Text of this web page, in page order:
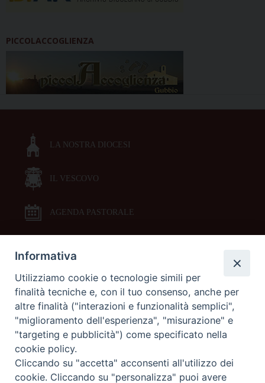
PICCOLACCOGLIENZA
LA NOSTRA DIOCESI
IL VESCOVO
AGENDA PASTORALE
DOCUMENTI PASTORALI
ORARI MESSE
LITURGIA DELLE ORE
GALLERIE FOTOGRAFICHE
Informativa
Utilizziamo cookie o tecnologie simili per
finalità tecniche e, con il tuo consenso, anche per
altre finalità ("interazioni e funzionalità semplici",
"miglioramento dell'esperienza", "misurazione" e
"targeting e pubblicità") come specificato nella
cookie policy.
Cliccando su "accetta" acconsenti all'utilizzo dei
cookie. Cliccando su "personalizza" puoi avere